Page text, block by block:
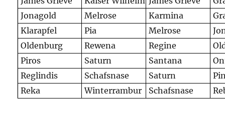
Jonagold
Melrose Karmina
Klarapfel
Pia Melrose
Oldenburg
Rewena Regine
Piros
Saturn Santana
Reglindis
Schafsnase Saturn
Reka
Winterrambur Schafsnase